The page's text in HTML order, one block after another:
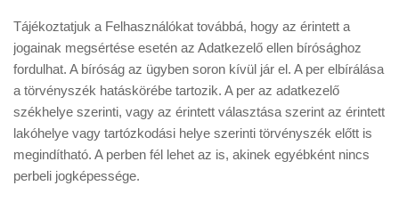
​Tájékoztatjuk a Felhasználókat továbbá, hogy az érintett a
jogainak megsértése esetén az Adatkezelő ellen bírósághoz
fordulhat. A bíróság az ügyben soron kívül jár el. A per elbírálása
a törvényszék hatáskörébe tartozik. A per az adatkezelő
székhelye szerinti, vagy az érintett választása szerint az érintett
lakóhelye vagy tartózkodási helye szerinti törvényszék előtt is
megindítható. A perben fél lehet az is, akinek egyébként nincs
perbeli jogképessége.